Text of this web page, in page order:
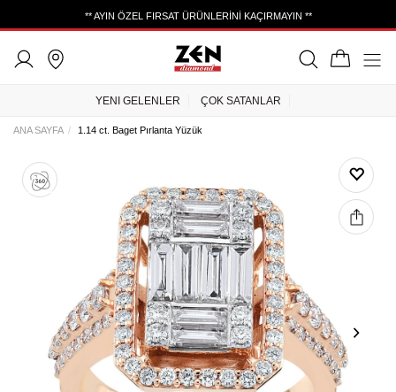
** AYIN ÖZEL FIRSAT ÜRÜNLERİNİ KAÇIRMAYIN **
YENI GELENLER ÇOK SATANLAR
ANA SAYFA 1.14 ct. Baget Pırlanta Yüzük